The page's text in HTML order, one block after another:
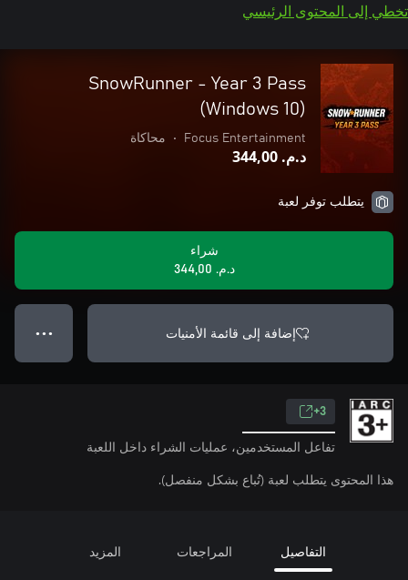
تخطي إلى المحتوى الرئيسي
SnowRunner - Year 3 Pass
(Windows 10)
Focus Entertainment
• محاكاة
د.م.‏ 344,00
يتطلب توفر لعبة
شراء
د.م.‏ 344,00
إضافة إلى قائمة الأمنيات ● ● ●
3+
تفاعل المستخدمين، عمليات الشراء داخل اللعبة
هذا المحتوى يتطلب لعبة (تُباع بشكل منفصل).
التفاصيل المراجعات المزيد